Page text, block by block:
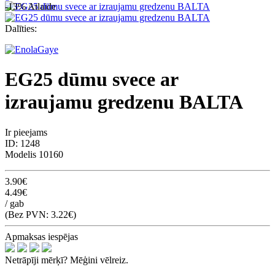
-13%Atlaide
Dalīties:
EG25 dūmu svece ar
izraujamu gredzenu BALTA
Ir pieejams
ID: 1248
Modelis 10160
3.90€
4.49€
/ gab
(Bez PVN: 3.22€)
Apmaksas iespējas
Netrāpīji mērķī? Mēģini vēlreiz.